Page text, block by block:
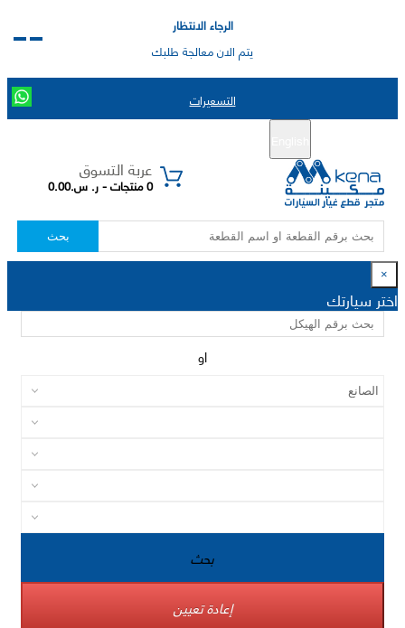
الرجاء الانتظار
يتم الان معالجة طلبك
التسعيرات
عربة التسوق
0 منتجات - ر. س.0.00
بحث
×
اختر سيارتك
او
بحث
إعادة تعيين